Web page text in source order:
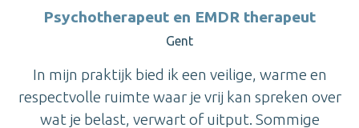
Psychotherapeut en EMDR therapeut
Gent
In mijn praktijk bied ik een veilige, warme en
respectvolle ruimte waar je vrij kan spreken over
wat je belast, verwart of uitput. Sommige